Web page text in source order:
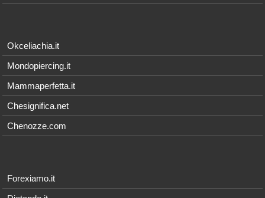
Okceliachia.it
Mondopiercing.it
Mammaperfetta.it
Chesignifica.net
Chenozze.com
Forexiamo.it